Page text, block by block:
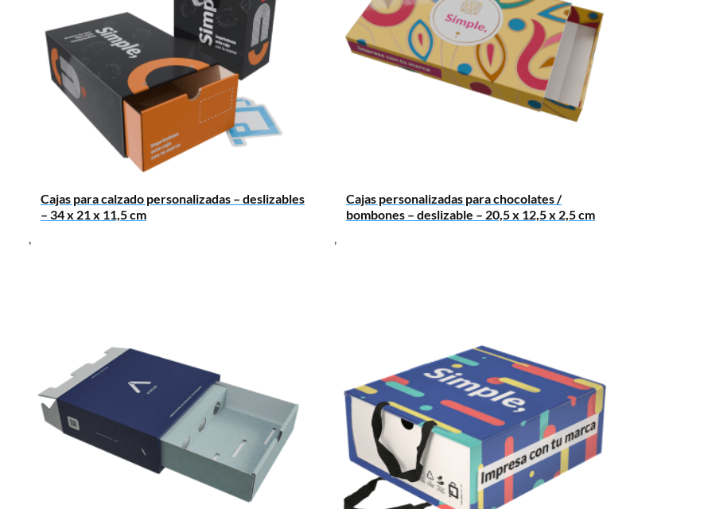
Cajas para calzado personalizadas – deslizables
– 34 x 21 x 11,5 cm
,
Cajas personalizadas para chocolates /
bombones – deslizable – 20,5 x 12,5 x 2,5 cm
,